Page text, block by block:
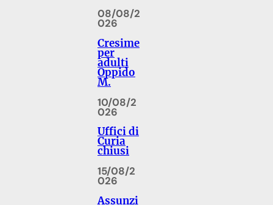
08/08/2
026
Cresime
per
adulti
Oppido
M.
10/08/2
026
Uffici di
Curia
chiusi
15/08/2
026
Assunzi